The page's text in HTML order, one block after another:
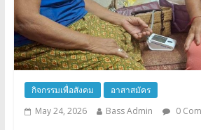
กิจกรรมเพื่อสังคม
อาสาสมัคร
May 24, 2026
Bass Admin 0